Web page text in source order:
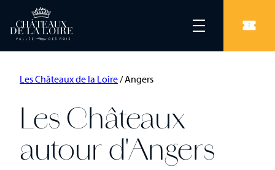
Les Châteaux de la Loire/Angers
Les Châteaux
autour d'Angers